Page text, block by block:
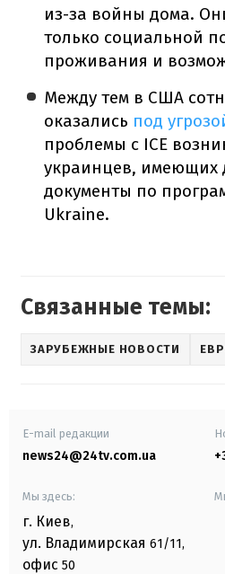
из-за войны дома.
только социальной
проживания и
Между тем в США
оказались под
проблемы с ICE
украинцев, имеющих
документы по
Ukraine.
Связанные темы:
ЗАРУБЕЖНЫЕ НОВОСТИ
E-mail редакции
news24@24tv.com.ua
Мы здесь:
г. Киев,
ул. Владимирская 61/11,
офис 50